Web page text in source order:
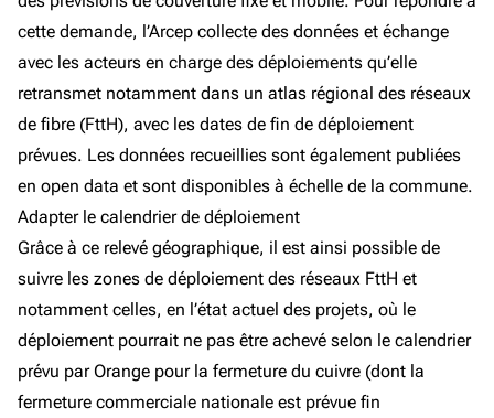
cette demande, l’Arcep collecte des données et échange
avec les acteurs en charge des déploiements qu’elle
retransmet notamment dans un atlas régional des réseaux
de fibre (FttH), avec les dates de fin de déploiement
prévues. Les données recueillies sont également publiées
en open data et sont disponibles à échelle de la commune.
Adapter le calendrier de déploiement
Grâce à ce relevé géographique, il est ainsi possible de
suivre les zones de déploiement des réseaux FttH et
notamment celles, en l’état actuel des projets, où le
déploiement pourrait ne pas être achevé selon le calendrier
prévu par Orange pour la fermeture du cuivre (dont la
fermeture commerciale nationale est prévue fin